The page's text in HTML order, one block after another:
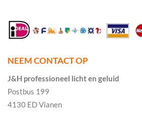
NEEM CONTACT OP
J&H professioneel licht en geluid
Postbus 199
4130 ED Vianen